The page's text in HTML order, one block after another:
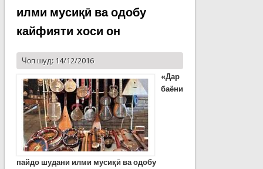
илми мусиқӣ ва одобу
кайфияти хоси он
Чоп шуд: 14/12/2016
«Дар
баёни
пайдо шудани илми мусиқӣ ва одобу